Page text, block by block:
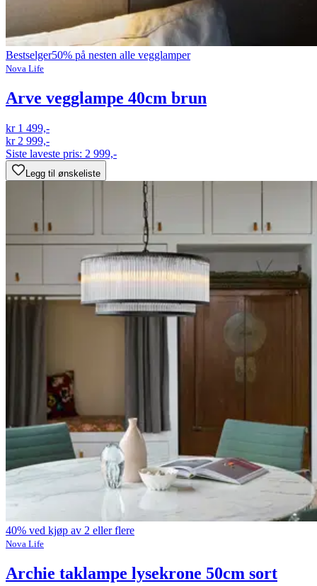
Bestselger50% på nesten alle vegglamper
Nova Life
Arve vegglampe 40cm brun
kr 1 499,-
kr 2 999,-
Siste laveste pris: 2 999,-
Legg til ønskeliste
40% ved kjøp av 2 eller flere
Nova Life
Archie taklampe lysekrone 50cm sort